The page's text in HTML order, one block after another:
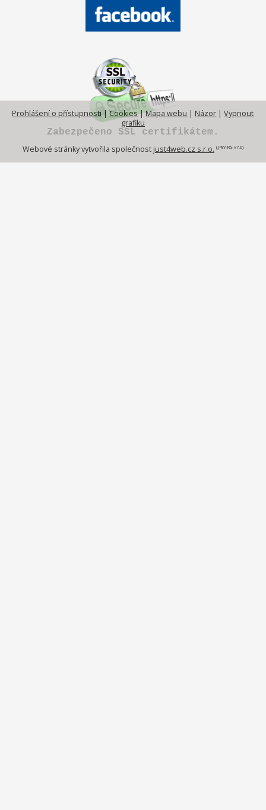
Zabezpečeno SSL certifikátem.
Prohlášení o přístupnosti |Cookies|Mapa webu | Názor |Vypnout
grafiku
Webové stránky vytvořila společnost just4web.cz s.r.o. (J4W-RS v7.0)